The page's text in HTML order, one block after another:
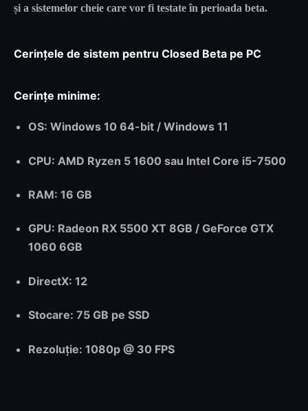
și a sistemelor cheie care vor fi testate în perioada beta.
Cerințele de sistem pentru Closed Beta pe PC
Cerințe minime:
OS: Windows 10 64-bit / Windows 11
CPU: AMD Ryzen 5 1600 sau Intel Core i5-7500
RAM: 16 GB
GPU: Radeon RX 5500 XT 8GB / GeForce GTX
1060 6GB
DirectX: 12
Stocare: 75 GB pe SSD
Rezoluție: 1080p @ 30 FPS